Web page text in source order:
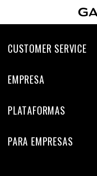
CUSTOMER SERVICE
EMPRESA
PLATAFORMAS
PARA EMPRESAS